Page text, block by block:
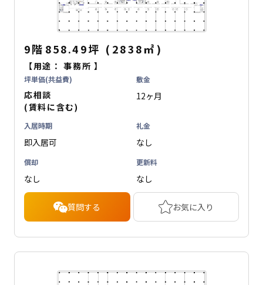
9階 858.49坪 ( 2838㎡ )
【用途：事務所 】
坪単価(共益費)
応相談
(賃料に含む)
敷金
12ヶ月
入居時期
即入居可
礼金
なし
償却
なし
更新料
なし
質問する お気に入り